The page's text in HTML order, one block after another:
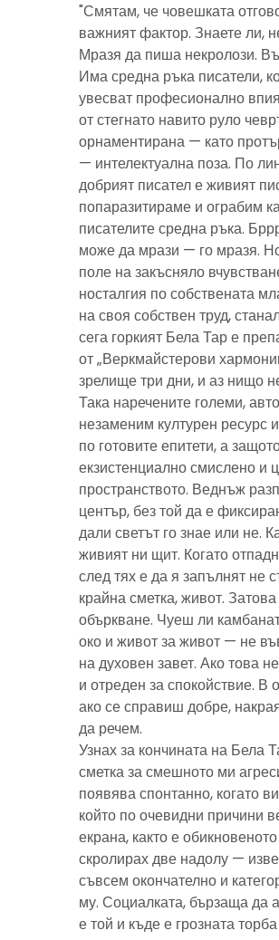
"Смятам, че човешката
важният фактор. Знаете ли,
Мразя да пиша некролози.
Има средна ръка писатели,
увесват професионално
от стегнато навито руло
орнаментирана — като
— интелектуална поза. По
добрият писател е живият
попаразитираме и ограбим
писателите средна ръка.
може да мрази — го мразя.
поле на закъсняло
носталгия по собствената
на своя собствен труд,
сега горкият Бела Тар е
от „Веркмайстерови
зрелище три дни, и аз нищо
Така наречените големи,
незаменим културен ресурс
по готовите епитети, а
екзистенциално смислено и
пространството. Веднъж
център, без той да е
дали светът го знае или не.
живият ни щит. Когато
след тях е да я запълнят не
крайна сметка, живот.
объркване. Чуеш ли
око и живот за живот — не
на духовен завет. Ако това
и отреден за спокойствие. В
ако се справиш добре,
да речем.
Узнах за кончината на Бела
сметка за смешното ми
появява спонтанно, когато
който по очевидни причини
екрана, както е
скролирах две надолу —
съвсем окончателно и
му. Социалката, бързаща да
е той и къде е грозната